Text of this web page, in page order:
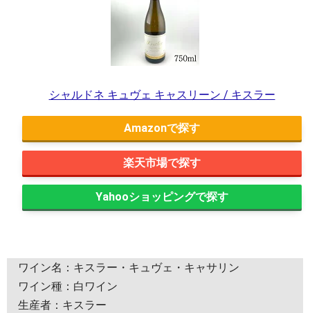
シャルドネ キュヴェ キャスリーン / キスラー
Amazon
楽天市場
Yahooショッピング
ワイン名：キスラー・キュヴェ・キャサリン
ワイン種：白ワイン
生産者：キスラー